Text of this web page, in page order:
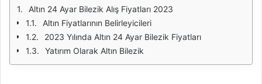
Altın 24 Ayar Bilezik Alış Fiyatları 2023
Altın Fiyatlarının Belirleyicileri
2023 Yılında Altın 24 Ayar Bilezik Fiyatları
Yatırım Olarak Altın Bilezik